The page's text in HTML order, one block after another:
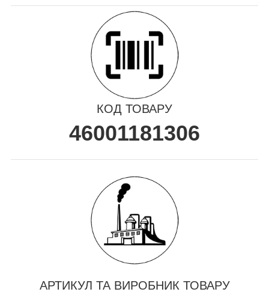
КОД ТОВАРУ
46001181306
АРТИКУЛ ТА ВИРОБНИК ТОВАРУ